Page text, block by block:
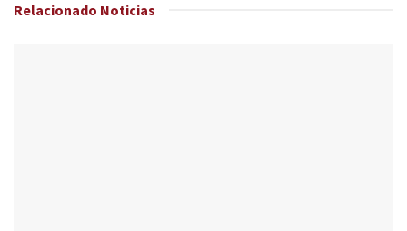
Relacionado Noticias